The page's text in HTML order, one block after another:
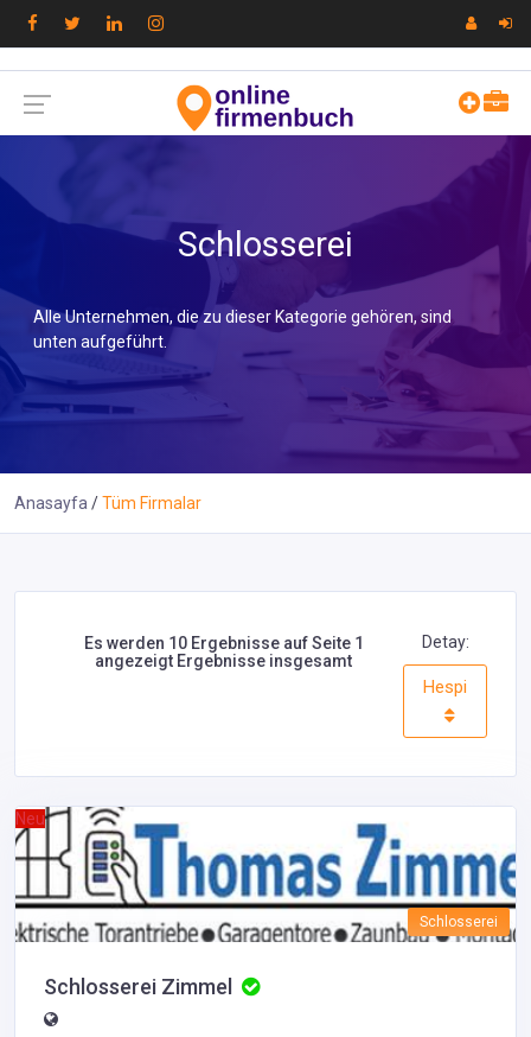
Schlosserei
Alle Unternehmen, die zu dieser Kategorie gehören, sind
unten aufgeführt.
Anasayfa Tüm Firmalar
Es werden 10 Ergebnisse auf Seite 1
angezeigt Ergebnisse insgesamt
Detay:
Hespi
Neu
Schlosserei
Schlosserei Zimmel